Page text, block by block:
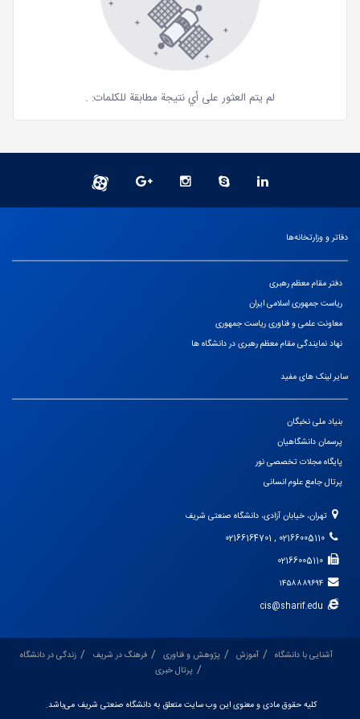
لم يتم العثور على أي نتيجة مطابقة للكلمات:.
دفاتر و وزارتخانه‌ها
دفتر مقام معظم رهبری
ریاست جمهوری اسلامی ایران
معاونت علمی و فناوری ریاست جمهوری
نهاد نمایندگی مقام معظم رهبری در دانشگاه ها
سایر لینک های مفید
بنیاد ملی نخبگان
پرسمان دانشگاهیان
پایگاه مجلات تخصصی نور
پرتال جامع علوم انسانی
تهران، خیابان آزادی، دانشگاه صنعتی شریف
02166005110 , 02166164701
02166005110
۱۴۵۸۸۸۹۶۹۴
cis@sharif.edu
آشنایی با دانشگاه آموزش پژوهش و فناوری فرهنگ در شریف
زندگی در دانشگاه
پرتال خبری
کلیه حقوق مادی و معنوی این وب سایت متعلق به دانشگاه صنعتی شریف می‌باشد.